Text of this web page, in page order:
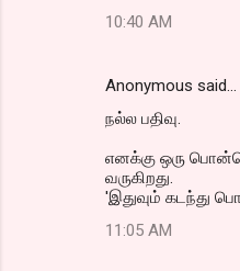
10:40 AM
Anonymous said…
நல்ல பதிவு.
எனக்கு ஒரு
வருகிறது.
'இதுவும் கடந்து
11:05 AM